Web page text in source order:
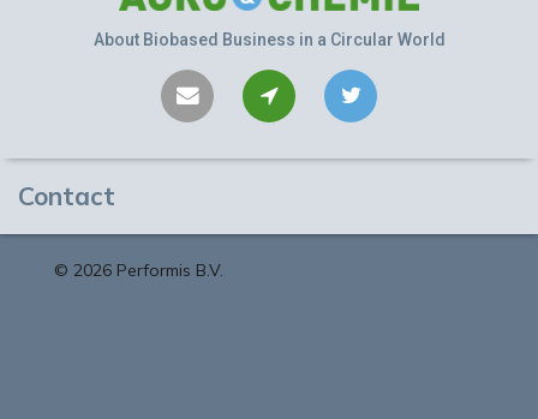
About Biobased Business in a Circular World
Contact
© 2026 Performis B.V.